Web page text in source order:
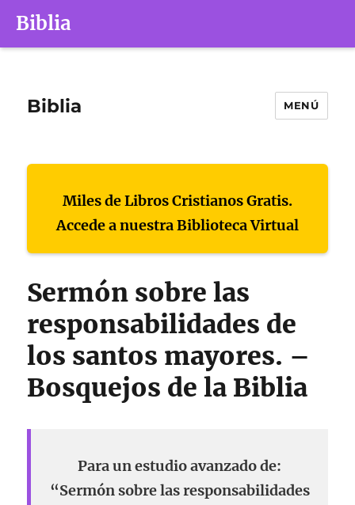
Biblia
Biblia MENÚ
Miles de Libros Cristianos Gratis.
Accede a nuestra Biblioteca Virtual
Sermón sobre las
responsabilidades de
los santos mayores. –
Bosquejos de la Biblia
Para un estudio avanzado de:
“Sermón sobre las responsabilidades